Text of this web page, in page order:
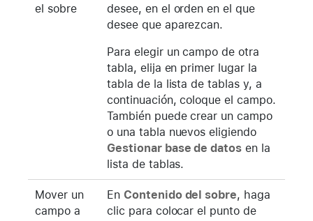
el sobre
desee, en el orden en el que
desee que aparezcan.
Para elegir un campo de otra
tabla, elija en primer lugar la
tabla de la lista de tablas y, a
continuación, coloque el campo.
También puede crear un campo
o una tabla nuevos eligiendo
Gestionar base de datos en la
lista de tablas.
Mover un
campo a
En Contenido del sobre, haga
clic para colocar el punto de